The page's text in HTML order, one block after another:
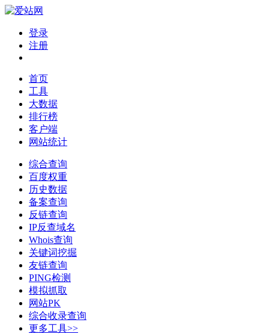
登录
注册
首页
工具
大数据
排行榜
客户端
网站统计
综合查询
百度权重
历史数据
备案查询
反链查询
IP反查域名
Whois查询
关键词挖掘
友链查询
PING检测
模拟抓取
网站PK
综合收录查询
更多工具>>